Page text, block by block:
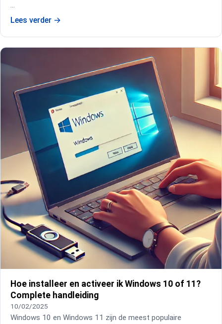
…
Lees verder →
Hoe installeer en activeer ik Windows 10 of 11?
Complete handleiding
10/02/2025
Windows 10 en Windows 11 zijn de meest populaire